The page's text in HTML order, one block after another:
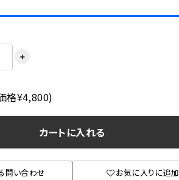
＋
格¥4,800)
カートに入れる
問い合わせ お気に入りに追加